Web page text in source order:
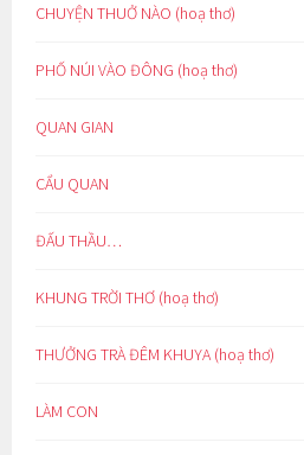
CHUYỆN THUỞ NÀO (hoạ thơ)
PHỐ NÚI VÀO ĐÔNG (hoạ thơ)
QUAN GIAN
CẨU QUAN
ĐẤU THẦU…
KHUNG TRỜI THƠ (hoạ thơ)
THƯỞNG TRÀ ĐÊM KHUYA (hoạ thơ)
LÀM CON